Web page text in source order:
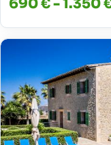
690 € - 1.350